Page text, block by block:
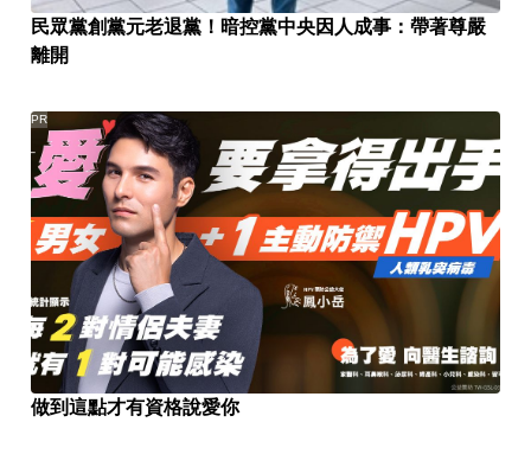
民眾黨創黨元老退黨！暗控黨中央因人成事：帶著尊嚴
離開
做到這點才有資格說愛你
PR